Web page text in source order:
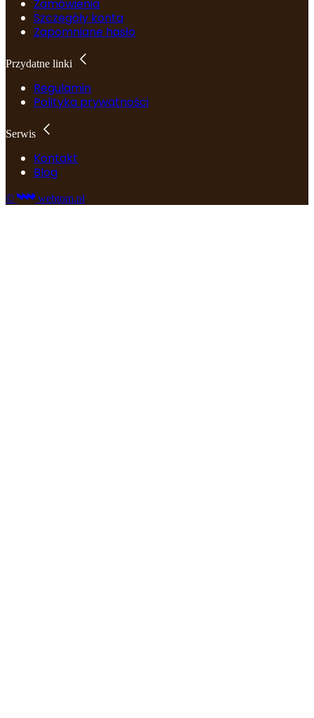
Zamówienia
Szczegóły konta
Zapomniane hasło
Przydatne linki
Regulamin
Polityka prywatności
Serwis
Kontakt
Blog
© webtom.pl